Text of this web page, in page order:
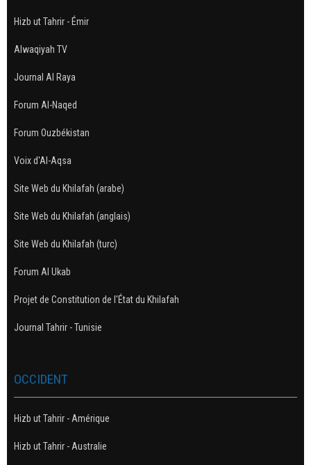
Hizb ut Tahrir - Émir
Alwaqiyah TV
Journal Al Raya
Forum Al-Naqed
Forum Ouzbékistan
Voix d'Al-Aqsa
Site Web du Khilafah (arabe)
Site Web du Khilafah (anglais)
Site Web du Khilafah (turc)
Forum Al Ukab
Projet de Constitution de l'État du Khilafah
Journal Tahrir - Tunisie
OCCIDENT
Hizb ut Tahrir - Amérique
Hizb ut Tahrir - Australie